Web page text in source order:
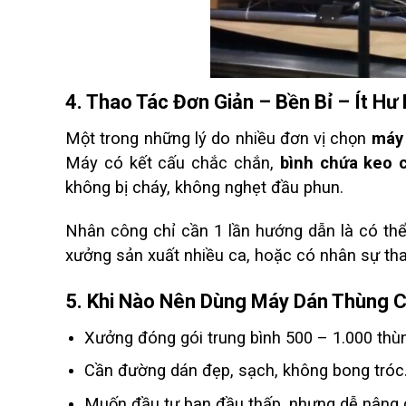
4. Thao Tác Đơn Giản – Bền Bỉ – Ít Hư
Một trong những lý do nhiều đơn vị chọn
Máy có kết cấu chắc chắn, bình chứa keo
không bị cháy, không nghẹt đầu phun.
Nhân công chỉ cần 1 lần hướng dẫn là có
xưởng sản xuất nhiều ca, hoặc có nhân sự
5. Khi Nào Nên Dùng Máy Dán Thùng
Xưởng đóng gói trung bình 500 – 1.000
Cần đường dán đẹp, sạch, không bong